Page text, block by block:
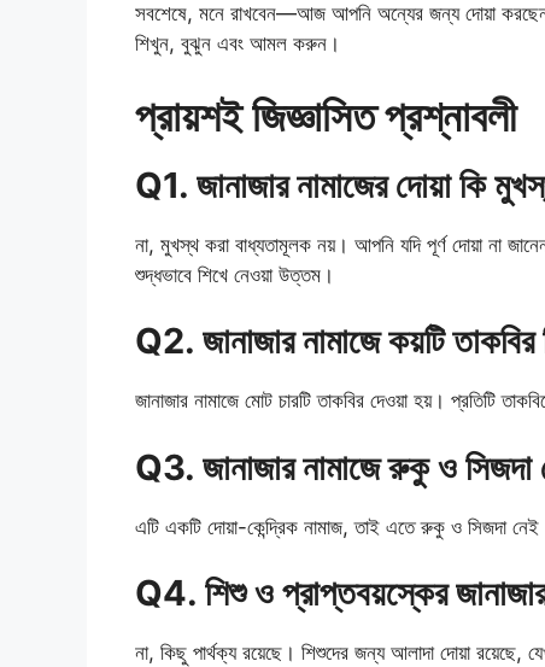
সবশেষে, মনে রাখবেন—আজ আপনি অন্যের জন্য দোয়া
শিখুন, বুঝুন এবং আমল করুন।
প্রায়শই জিজ্ঞাসিত প্রশ্নাবলী
Q1. জানাজার নামাজের দোয়া কি
না, মুখস্থ করা বাধ্যতামূলক নয়। আপনি যদি পূর্ণ দোয়া না
শুদ্ধভাবে শিখে নেওয়া উত্তম।
Q2. জানাজার নামাজে কয়টি
জানাজার নামাজে মোট চারটি তাকবির দেওয়া হয়। প্রতিটি
Q3. জানাজার নামাজে রুকু ও
এটি একটি দোয়া-কেন্দ্রিক নামাজ, তাই এতে রুকু ও সিজদা
Q4. শিশু ও প্রাপ্তবয়স্কের
না, কিছু পার্থক্য রয়েছে। শিশুদের জন্য আলাদা দোয়া রয়েছে,